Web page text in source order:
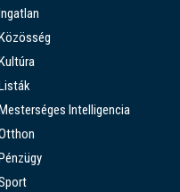
Intelligencia